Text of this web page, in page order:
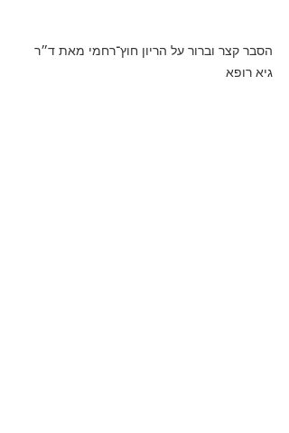
הסבר קצר וברור על הריון חוץ־רחמי מאת ד״ר
גיא רופא